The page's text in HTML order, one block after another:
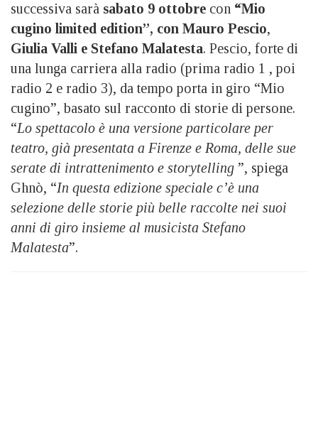
successiva sarà sabato 9 ottobre con “Mio
cugino limited edition”, con Mauro Pescio,
Giulia Valli e Stefano Malatesta. Pescio, forte di
una lunga carriera alla radio (prima radio 1 , poi
radio 2 e radio 3), da tempo porta in giro “Mio
cugino”, basato sul racconto di storie di persone.
“Lo spettacolo è una versione particolare per
teatro, già presentata a Firenze e Roma, delle sue
serate di intrattenimento e storytelling ”, spiega
Ghnò, “In questa edizione speciale c’è una
selezione delle storie più belle raccolte nei suoi
anni di giro insieme al musicista Stefano
Malatesta”.